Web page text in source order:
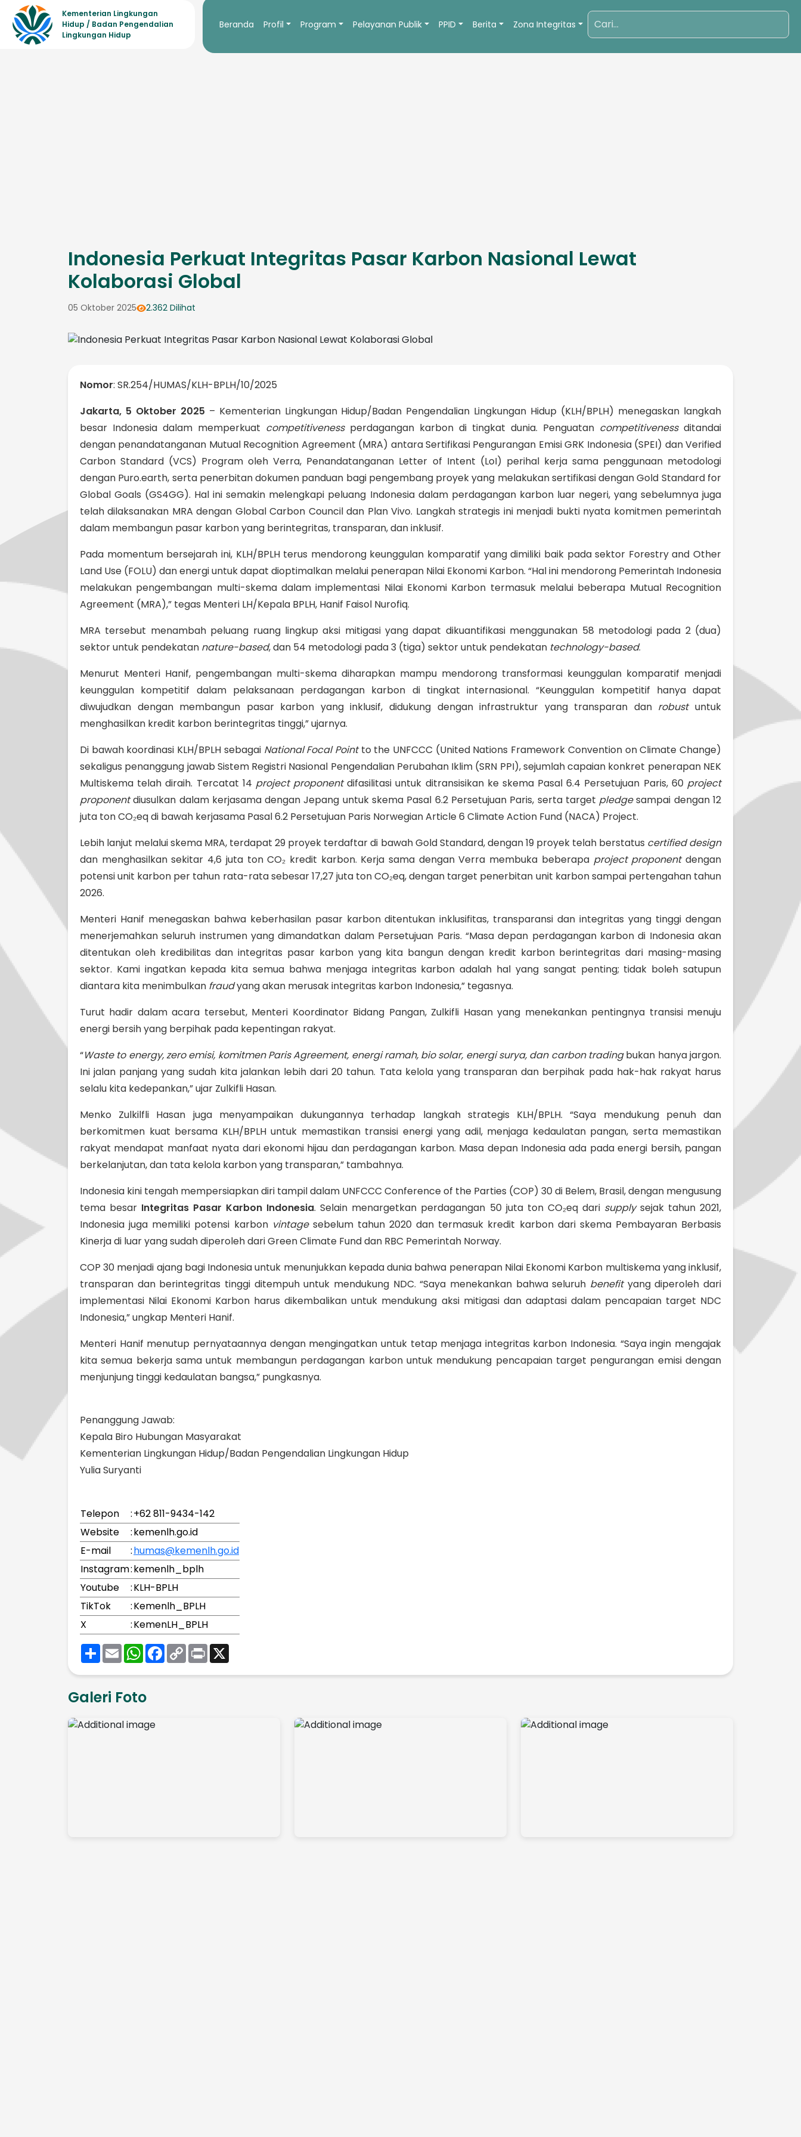
Kementerian Lingkungan
Hidup / Badan Pengendalian
Lingkungan Hidup
Beranda Profil Program Pelayanan Publik PPID Berita Zona Integritas
Indonesia Perkuat Integritas Pasar Karbon Nasional Lewat
Kolaborasi Global
05 Oktober 2025 2.362 Dilihat
Nomor: SR.254/HUMAS/KLH-BPLH/10/2025
Jakarta, 5 Oktober 2025 – Kementerian Lingkungan Hidup/Badan Pengendalian Lingkungan Hidup (KLH/BPLH) menegaskan langkah
besar Indonesia dalam memperkuat competitivenessperdagangan karbon di tingkat dunia. Penguatan competitivenessditandai
dengan penandatanganan Mutual Recognition Agreement (MRA) antara Sertifikasi Pengurangan Emisi GRK Indonesia (SPEI) dan Verified
Carbon Standard (VCS) Program oleh Verra, Penandatanganan Letter of Intent (LoI) perihal kerja sama penggunaan metodologi
dengan Puro.earth, serta penerbitan dokumen panduan bagi pengembang proyek yang melakukan sertifikasi dengan Gold Standard for
Global Goals (GS4GG). Hal ini semakin melengkapi peluang Indonesia dalam perdagangan karbon luar negeri, yang sebelumnya juga
telah dilaksanakan MRA dengan Global Carbon Council dan Plan Vivo. Langkah strategis ini menjadi bukti nyata komitmen pemerintah
dalam membangun pasar karbon yang berintegritas, transparan, dan inklusif.
Pada momentum bersejarah ini, KLH/BPLH terus mendorong keunggulan komparatif yang dimiliki baik pada sektor Forestry and Other
Land Use (FOLU) dan energi untuk dapat dioptimalkan melalui penerapan Nilai Ekonomi Karbon. “Hal ini mendorong Pemerintah Indonesia
melakukan pengembangan multi-skema dalam implementasi Nilai Ekonomi Karbon termasuk melalui beberapa Mutual Recognition
Agreement (MRA),” tegas Menteri LH/Kepala BPLH, Hanif Faisol Nurofiq.
MRA tersebut menambah peluang ruang lingkup aksi mitigasi yang dapat dikuantifikasi menggunakan 58 metodologi pada 2 (dua)
sektor untuk pendekatan nature-based, dan 54 metodologi pada 3 (tiga) sektor untuk pendekatan technology-based.
Menurut Menteri Hanif, pengembangan multi-skema diharapkan mampu mendorong transformasi keunggulan komparatif menjadi
keunggulan kompetitif dalam pelaksanaan perdagangan karbon di tingkat internasional. “Keunggulan kompetitif hanya dapat
diwujudkan dengan membangun pasar karbon yang inklusif, didukung dengan infrastruktur yang transparan dan robustuntuk
menghasilkan kredit karbon berintegritas tinggi,” ujarnya.
Di bawah koordinasi KLH/BPLH sebagai National Focal Pointto the UNFCCC (United Nations Framework Convention on Climate Change)
sekaligus penanggung jawab Sistem Registri Nasional Pengendalian Perubahan Iklim (SRN PPI), sejumlah capaian konkret penerapan NEK
Multiskema telah diraih. Tercatat 14 project proponentdifasilitasi untuk ditransisikan ke skema Pasal 6.4 Persetujuan Paris, 60 project
proponentdiusulkan dalam kerjasama dengan Jepang untuk skema Pasal 6.2 Persetujuan Paris, serta target pledgesampai dengan 12
juta ton CO₂eq di bawah kerjasama Pasal 6.2 Persetujuan Paris Norwegian Article 6 Climate Action Fund (NACA) Project.
Lebih lanjut melalui skema MRA, terdapat 29 proyek terdaftar di bawah Gold Standard, dengan 19 proyek telah berstatus certified design
dan menghasilkan sekitar 4,6 juta ton CO₂ kredit karbon. Kerja sama dengan Verra membuka beberapa project proponentdengan
potensi unit karbon per tahun rata-rata sebesar 17,27 juta ton CO₂eq, dengan target penerbitan unit karbon sampai pertengahan tahun
2026.
Menteri Hanif menegaskan bahwa keberhasilan pasar karbon ditentukan inklusifitas, transparansi dan integritas yang tinggi dengan
menerjemahkan seluruh instrumen yang dimandatkan dalam Persetujuan Paris. “Masa depan perdagangan karbon di Indonesia akan
ditentukan oleh kredibilitas dan integritas pasar karbon yang kita bangun dengan kredit karbon berintegritas dari masing-masing
sektor. Kami ingatkan kepada kita semua bahwa menjaga integritas karbon adalah hal yang sangat penting; tidak boleh satupun
diantara kita menimbulkan fraudyang akan merusak integritas karbon Indonesia,” tegasnya.
Turut hadir dalam acara tersebut, Menteri Koordinator Bidang Pangan, Zulkifli Hasan yang menekankan pentingnya transisi menuju
energi bersih yang berpihak pada kepentingan rakyat.
“Waste to energy, zero emisi, komitmen Paris Agreement, energi ramah, bio solar, energi surya, dan carbon tradingbukan hanya jargon.
Ini jalan panjang yang sudah kita jalankan lebih dari 20 tahun. Tata kelola yang transparan dan berpihak pada hak-hak rakyat harus
selalu kita kedepankan,” ujar Zulkifli Hasan.
Menko Zulkilfli Hasan juga menyampaikan dukungannya terhadap langkah strategis KLH/BPLH. “Saya mendukung penuh dan
berkomitmen kuat bersama KLH/BPLH untuk memastikan transisi energi yang adil, menjaga kedaulatan pangan, serta memastikan
rakyat mendapat manfaat nyata dari ekonomi hijau dan perdagangan karbon. Masa depan Indonesia ada pada energi bersih, pangan
berkelanjutan, dan tata kelola karbon yang transparan,” tambahnya.
Indonesia kini tengah mempersiapkan diri tampil dalam UNFCCC Conference of the Parties (COP) 30 di Belem, Brasil, dengan mengusung
tema besar Integritas Pasar Karbon Indonesia. Selain menargetkan perdagangan 50 juta ton CO₂eq dari supplysejak tahun 2021,
Indonesia juga memiliki potensi karbon vintagesebelum tahun 2020 dan termasuk kredit karbon dari skema Pembayaran Berbasis
Kinerja di luar yang sudah diperoleh dari Green Climate Fund dan RBC Pemerintah Norway.
COP 30 menjadi ajang bagi Indonesia untuk menunjukkan kepada dunia bahwa penerapan Nilai Ekonomi Karbon multiskema yang inklusif,
transparan dan berintegritas tinggi ditempuh untuk mendukung NDC. “Saya menekankan bahwa seluruh benefityang diperoleh dari
implementasi Nilai Ekonomi Karbon harus dikembalikan untuk mendukung aksi mitigasi dan adaptasi dalam pencapaian target NDC
Indonesia,” ungkap Menteri Hanif.
Menteri Hanif menutup pernyataannya dengan mengingatkan untuk tetap menjaga integritas karbon Indonesia. “Saya ingin mengajak
kita semua bekerja sama untuk membangun perdagangan karbon untuk mendukung pencapaian target pengurangan emisi dengan
menjunjung tinggi kedaulatan bangsa,” pungkasnya.
Penanggung Jawab:
Kepala Biro Hubungan Masyarakat
Kementerian Lingkungan Hidup/Badan Pengendalian Lingkungan Hidup
Yulia Suryanti
Telepon :+62 811-9434-142
Website
:kemenlh.go.id
E-mail
:humas@kemenlh.go.id
Instagram:kemenlh_bplh
Youtube
:KLH-BPLH
TikTok
:Kemenlh_BPLH
X
:KemenLH_BPLH
ShareEmailWhatsApp
Facebook
Copy
Link
Print
Galeri Foto